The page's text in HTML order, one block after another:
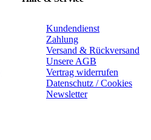
Kundendienst
Zahlung
Versand & Rückversand
Unsere AGB
Vertrag widerrufen
Datenschutz / Cookies
Newsletter